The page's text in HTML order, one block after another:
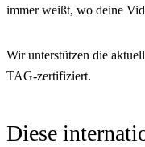
immer weißt, wo deine
Wir unterstützen die
TAG-zertifiziert.
Diese